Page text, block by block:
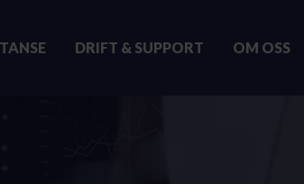
DRIFT & SUPPORT OM OSS